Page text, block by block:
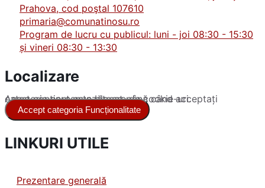
Prahova, cod poştal 107610
primaria@comunatinosu.ro
Program de lucru cu publicul: luni - joi 08:30 - 15:30
și vineri 08:30 - 13:30
Localizare
Acest conținut este blocat până când acceptați categoria corespunzătoare de cookie-uri.
Accept categoria Funcționalitate
LINKURI UTILE
Prezentare generală